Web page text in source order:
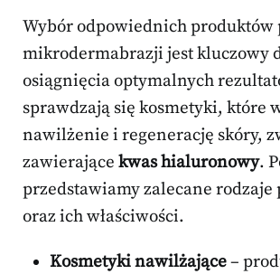
Wybór odpowiednich produktów
mikrodermabrazji jest kluczowy
osiągnięcia optymalnych
sprawdzają się kosmetyki, które
nawilżenie i regenerację skóry,
zawierające kwas hialuronowy.
przedstawiamy zalecane rodzaje
oraz ich właściwości.
Kosmetyki nawilżające–